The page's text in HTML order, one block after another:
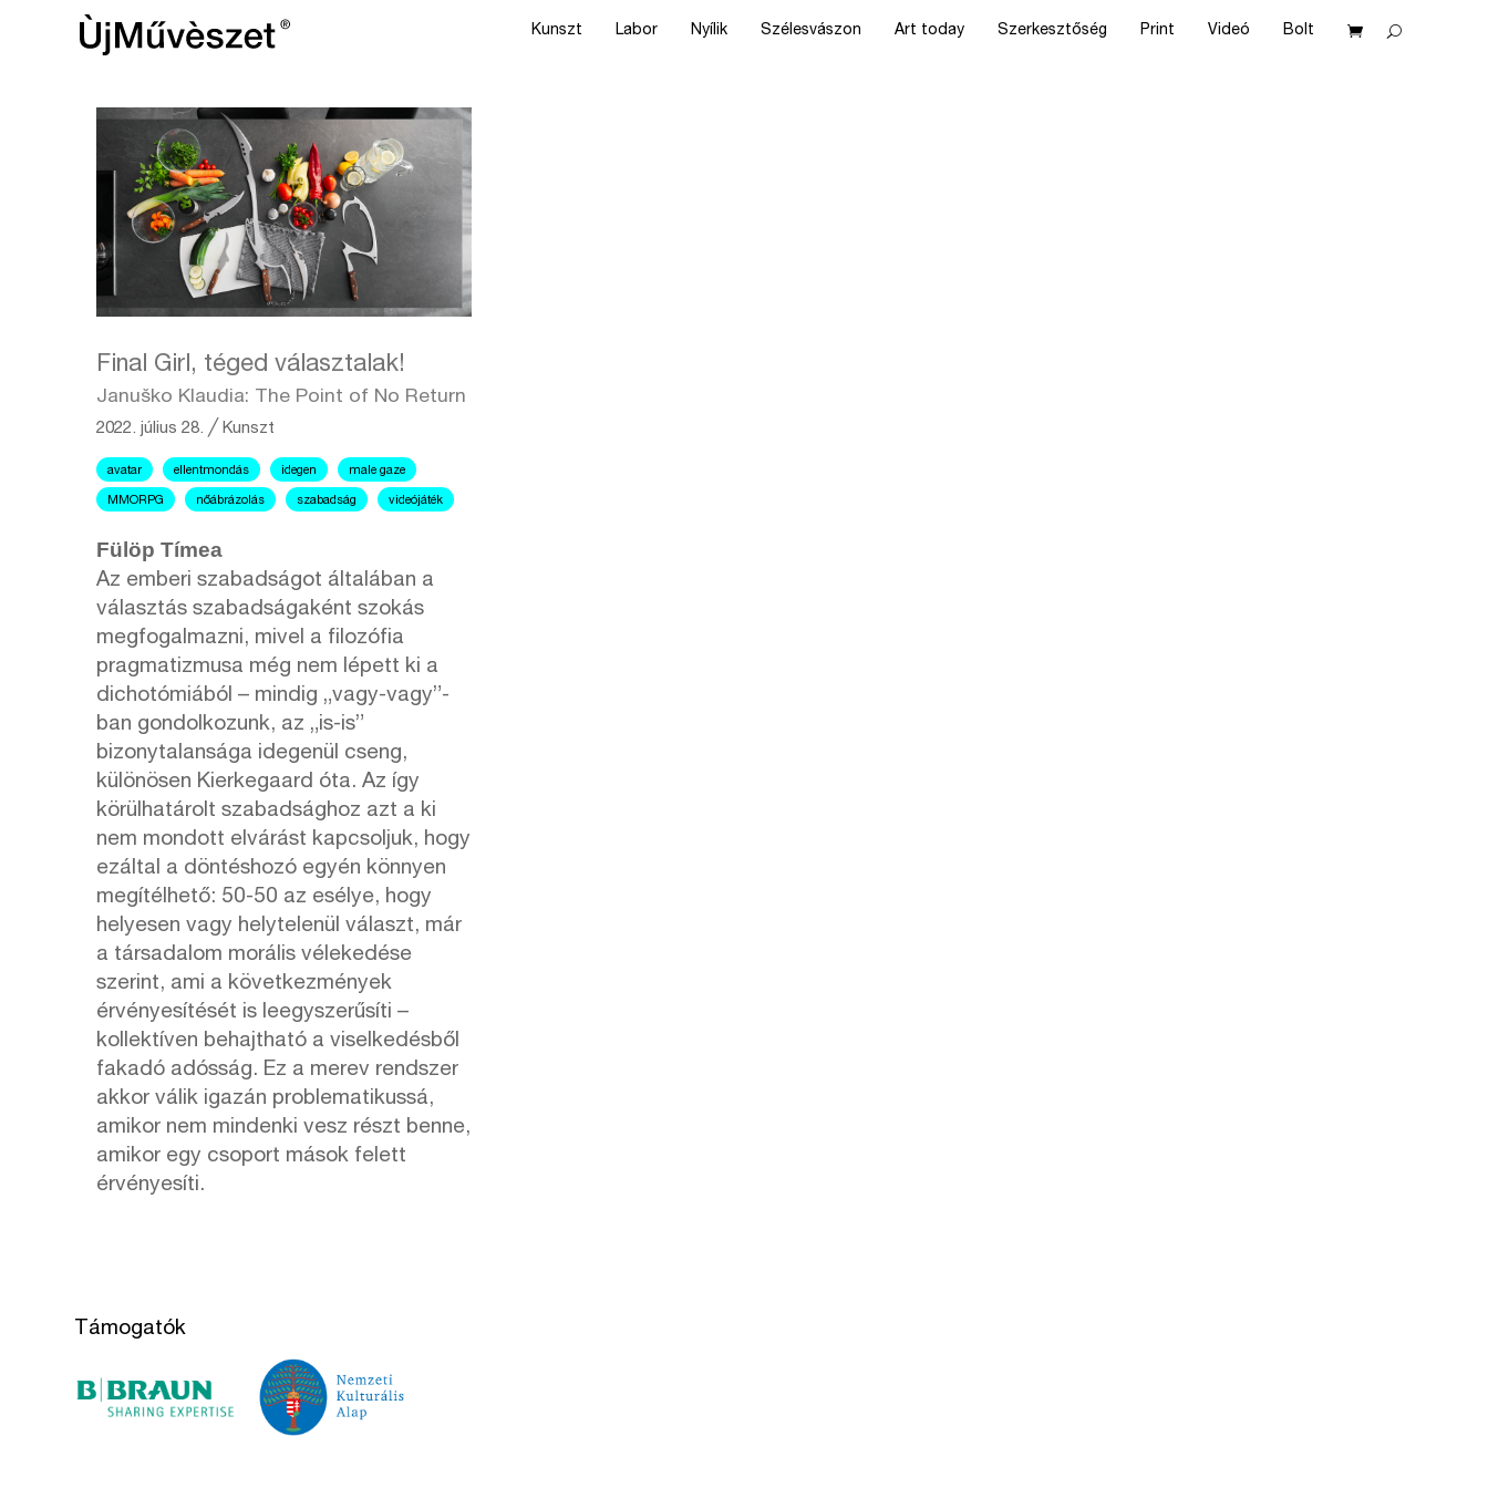
Kunszt Labor Nyílik Szélesvászon Art today Szerkesztőség Print Videó Bolt
Final Girl, téged választalak!
Januško Klaudia: The Point of No Return
2022. július 28. ╱ Kunszt
avatar ellentmondás idegen male gaze
MMORPG nőábrázolás szabadság videójáték
Fülöp Tímea
Az emberi szabadságot általában a
választás szabadságaként szokás
megfogalmazni, mivel a filozófia
pragmatizmusa még nem lépett ki a
dichotómiából – mindig „vagy-vagy”-
ban gondolkozunk, az „is-is”
bizonytalansága idegenül cseng,
különösen Kierkegaard óta. Az így
körülhatárolt szabadsághoz azt a ki
nem mondott elvárást kapcsoljuk, hogy
ezáltal a döntéshozó egyén könnyen
megítélhető: 50-50 az esélye, hogy
helyesen vagy helytelenül választ, már
a társadalom morális vélekedése
szerint, ami a következmények
érvényesítését is leegyszerűsíti –
kollektíven behajtható a viselkedésből
fakadó adósság. Ez a merev rendszer
akkor válik igazán problematikussá,
amikor nem mindenki vesz részt benne,
amikor egy csoport mások felett
érvényesíti.
Támogatók